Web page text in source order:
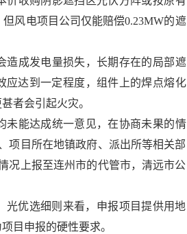
风电项目公司仅能赔偿0.23MW的遮
造成发电量损失，长期存在的局部遮
应达到一定程度，组件上的焊点熔化
者会引起火灾。
未能达成统一意见，在协商未果的情
项目所在地镇政府、派出所等相关部
况上报至连州市的代管市，清远市公
光优选细则来看，申报项目提供用地
目申报的硬性要求。